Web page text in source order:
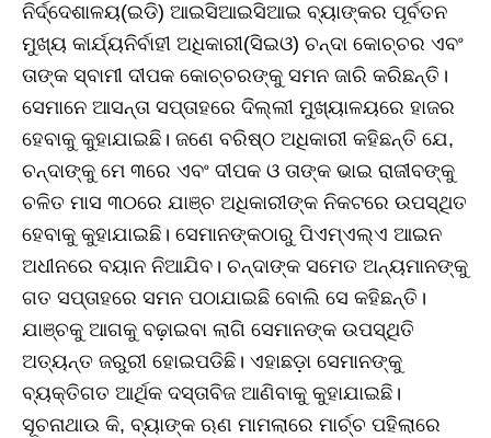
ନିର୍ଦ୍ଦେଶାଳୟ(ଇଡି) ଆଇସିଆଇସିଆଇ ବ୍ୟାଙ୍କର ପୂର୍ବତନ
ମୁଖ୍ୟ କାର୍ଯ୍ୟନିର୍ବାହୀ ଅଧିକାରୀ(ସିଇଓ) ଚନ୍ଦା କୋଚ୍ଚର ଏବଂ
ତାଙ୍କ ସ୍ବାମୀ ଦୀପକ କୋଚ୍ଚରଙ୍କୁ ସମନ ଜାରି କରିଛନ୍ତି।
ସେମାନେ ଆସନ୍ତା ସପ୍ତାହରେ ଦିଲ୍ଲୀ ମୁଖ୍ୟାଳୟରେ ହାଜର
ହେବାକୁ କୁହାଯାଇଛି। ଜଣେ ବରିଷ୍ଠ ଅଧିକାରୀ କହିଛନ୍ତି ଯେ,
ଚନ୍ଦାଙ୍କୁ ମେ ୩ରେ ଏବଂ ଦୀପକ ଓ ତାଙ୍କ ଭାଇ ରାଜୀବଙ୍କୁ
ଚଳିତ ମାସ ୩୦ରେ ଯାଞ୍ଚ ଅଧିକାରୀଙ୍କ ନିକଟରେ ଉପସ୍ଥିତ
ହେବାକୁ କୁହାଯାଇଛି। ସେମାନଙ୍କଠାରୁ ପିଏମ୍‌ଏଲ୍‌ଏ ଆଇନ
ଅଧୀନରେ ବୟାନ ନିଆଯିବ। ଚନ୍ଦାଙ୍କ ସମେତ ଅନ୍ୟମାନଙ୍କୁ
ଗତ ସପ୍ତାହରେ ସମନ ପଠାଯାଇଛି ବୋଲି ସେ କହିଛନ୍ତି।
ଯାଞ୍ଚକୁ ଆଗକୁ ବଢ଼ାଇବା ଲାଗି ସେମାନଙ୍କ ଉପସ୍ଥିତି
ଅତ୍ୟନ୍ତ ଜରୁରୀ ହୋଇପଡିଛି। ଏହାଛଡ଼ା ସେମାନଙ୍କୁ
ବ୍ୟକ୍ତିଗତ ଆର୍ଥିକ ଦସ୍ତାବିଜ ଆଣିବାକୁ କୁହାଯାଇଛି।
ସୂଚନାଥାଉ କି, ବ୍ୟାଙ୍କ ଋଣ ମାମଲାରେ ମାର୍ଚ୍ଚ ପହିଲାରେ